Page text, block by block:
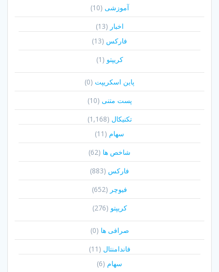
آموزشی (10)
اخبار (13)
فارکس (13)
کریپتو (1)
پاین اسکریپت (0)
پست متنی (10)
تکنیکال (1,168)
سهام (11)
شاخص ها (62)
فارکس (883)
فیوچر (652)
کریپتو (276)
صرافی ها (0)
فاندامنتال (11)
سهام (6)